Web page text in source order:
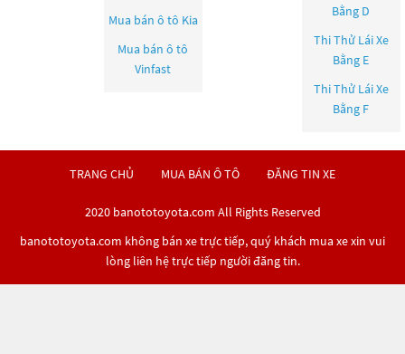
Mua bán ô tô Kia
Mua bán ô tô
Vinfast
Bằng D
Thi Thử Lái Xe
Bằng E
Thi Thử Lái Xe
Bằng F
TRANG CHỦ MUA BÁN Ô TÔ ĐĂNG TIN XE
2020 banototoyota.com All Rights Reserved
banototoyota.com không bán xe trực tiếp, quý khách mua xe xin vui
lòng liên hệ trực tiếp người đăng tin.